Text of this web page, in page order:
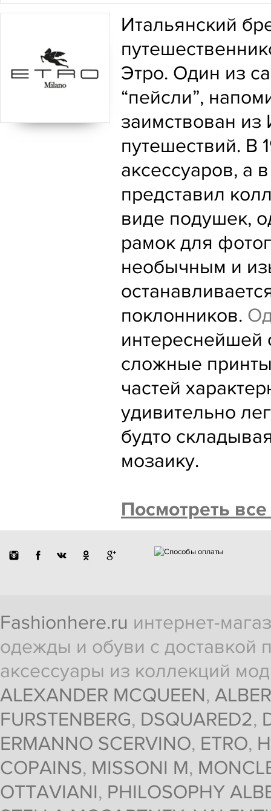
Итальянский
Этро. Один из
“пейсли”,
заимствован из
путешествий. В
аксессуаров, а
представил
виде подушек,
рамок для
необычным и
поклонников.
интереснейшей
сложные
частей
удивительно
будто
мозаику.
Посмотреть
Fashionhere.ru интернет-
одежды и обуви с доставкой
аксессуары из коллекций
ALEXANDER MCQUEEN,
FURSTENBERG, DSQUARED2,
ERMANNO SCERVINO, ETRO,
COPAINS, MISSONI M,
OTTAVIANI, PHILOSOPHY